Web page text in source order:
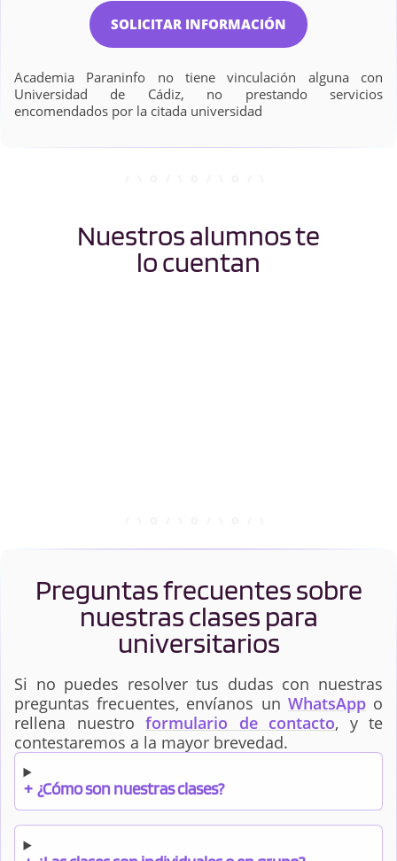
SOLICITAR INFORMACIÓN
Academia Paraninfo no tiene vinculación alguna con
Universidad de Cádiz, no prestando servicios
encomendados por la citada universidad
Nuestros alumnos te
lo cuentan
Preguntas frecuentes sobre
nuestras clases para
universitarios
Si no puedes resolver tus dudas con nuestras
preguntas frecuentes, envíanos un WhatsAppo
rellena nuestro formulario de contacto, y te
contestaremos a la mayor brevedad.
+ ¿Cómo son nuestras clases?